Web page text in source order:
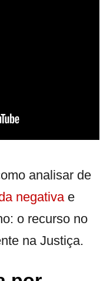
analisar de
negativae
o recurso no
na Justiça.